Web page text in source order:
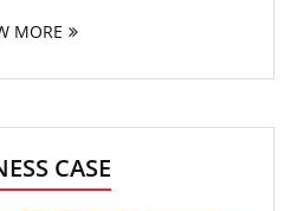
MORE
CASE